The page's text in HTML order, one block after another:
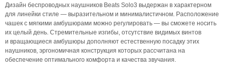
Дизайн беспроводных наушников Beats Solo3 выдержан в характерном
для линейки стиле — выразительном и минималистичном. Расположение
чашек с мягкими амбушюрами можно регулировать — вы сможете носить
их целый день. Стремительные изгибы, отсутствие видимых винтов
и вращающиеся амбушюры дополняют естественную посадку этих
наушников, эргономичная конструкция которых рассчитана на
обеспечение оптимального комфорта и качества звучания.